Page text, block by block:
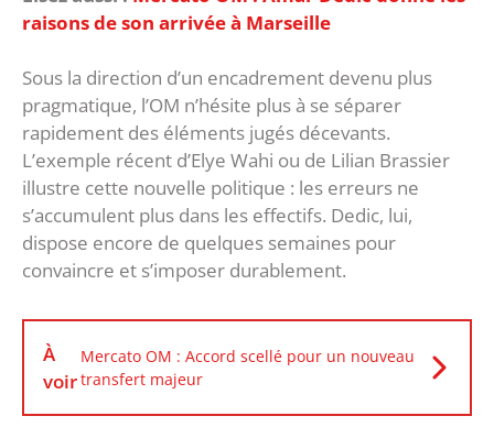
raisons de son arrivée à Marseille
Sous la direction d’un encadrement devenu plus
pragmatique, l’OM n’hésite plus à se séparer
rapidement des éléments jugés décevants.
L’exemple récent d’Elye Wahi ou de Lilian Brassier
illustre cette nouvelle politique : les erreurs ne
s’accumulent plus dans les effectifs. Dedic, lui,
dispose encore de quelques semaines pour
convaincre et s’imposer durablement.
À
voir
Mercato OM : Accord scellé pour un nouveau
transfert majeur